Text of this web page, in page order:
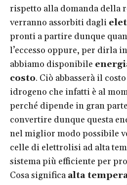
rispetto alla domanda della
verranno assorbiti dagli
pronti a partire dunque
l’eccesso oppure, per dirla
abbiamo disponibile
costo. Ciò abbasserà il
idrogeno che infatti è al
perché dipende in gran
convertire dunque questa
nel miglior modo possibile
celle di elettrolisi ad alta
sistema più efficiente per
Cosa significa alta